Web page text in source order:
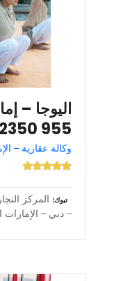
955 2350
وكالة عقارية –
تبوك
المركز
– دبي – الإمارات